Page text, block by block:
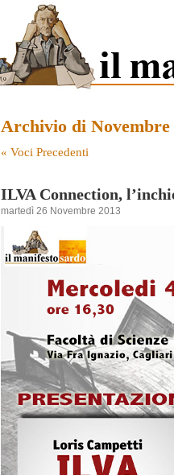
Archivio di Novembre
« Voci Precedenti
ILVA Connection,
martedì 26 Novembre 2013